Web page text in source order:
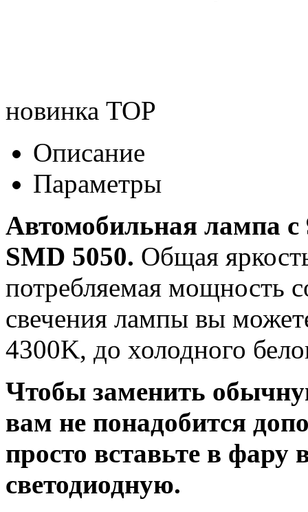
новинка TOP
Описание
Параметры
Автомобильная лампа
SMD 5050. Общая
потребляемая мощность
свечения лампы вы
4300K, до холодного
Чтобы заменить
вам не понадобится
просто вставьте в
светодиодную.